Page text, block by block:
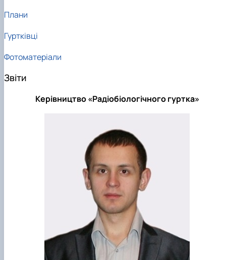
Плани
Гуртківці
Фотоматеріали
Звіти
Керівництво «Радіобіологічного гуртка»